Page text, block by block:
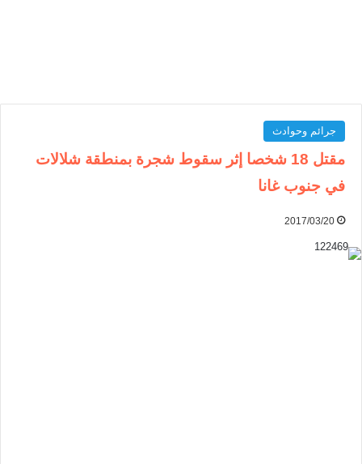
جرائم وحوادث
مقتل 18 شخصا إثر سقوط شجرة بمنطقة شلالات
في جنوب غانا
2017/03/20